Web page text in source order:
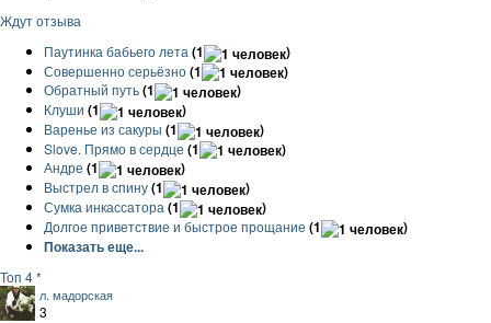
Ждут отзыва
Паутинка бабьего лета (1 )
Совершенно серьёзно(1 )
Обратный путь(1 )
Клуши (1 )
Варенье из сакуры (1 )
Slove. Прямо в сердце (1 )
Андре (1 )
Выстрел в спину(1 )
Сумка инкассатора (1 )
Долгое приветствие и быстрое прощание (1
)
Показать еще...
Топ 4 *
л. мадорская
3